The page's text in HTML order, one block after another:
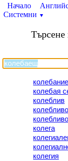
Начало
Системни ▼
Търсене
колебание
колебая
колеблив
колебливо
колега
колегия